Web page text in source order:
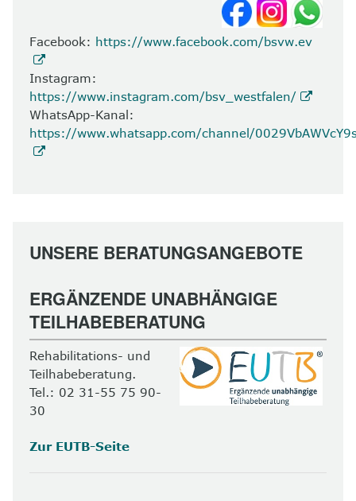
Facebook: https://www.facebook.com/bsvw.ev
Instagram:
https://www.instagram.com/bsv_westfalen/
WhatsApp-Kanal:
https://www.whatsapp.com/channel/
UNSERE BERATUNGSANGEBOTE
ERGÄNZENDE UNABHÄNGIGE
TEILHABEBERATUNG
Rehabilitations- und
Teilhabeberatung.
Tel.: 02 31-55 75 90-
30
Zur EUTB-Seite